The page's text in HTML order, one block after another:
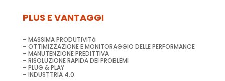
PLUS E VANTAGGI
– MASSIMA PRODUTIVITà
– OTTIMIZZAZIONE E MONITORAGGIO DELLE PERFORMANCE
– MANUTENZIONE PREDITTIVA
– RISOLUZIONE RAPIDA DEI PROBLEMI
– PLUG & PLAY
– INDUSTTRIA 4.0